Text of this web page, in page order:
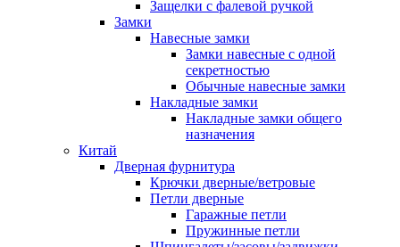
Защелки с фалевой ручкой
Замки
Навесные замки
Замки навесные с одной
секретностью
Обычные навесные замки
Накладные замки
Накладные замки общего
назначения
Китай
Дверная фурнитура
Крючки дверные/ветровые
Петли дверные
Гаражные петли
Пружинные петли